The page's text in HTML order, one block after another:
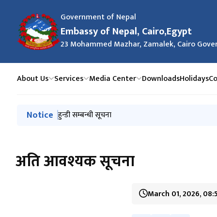
Government of Nepal
Embassy of Nepal, Cairo,Egypt
23 Mohammed Mazhar, Zamalek, Cairo
About Us Services Media Center DownloadsHolidays
मुख्य नेभिगेसनमा जानुहोस्
Notice हुन्डी सम्बन्धी सूचना
अति आवश्यक सूचना
March 01, 2026,